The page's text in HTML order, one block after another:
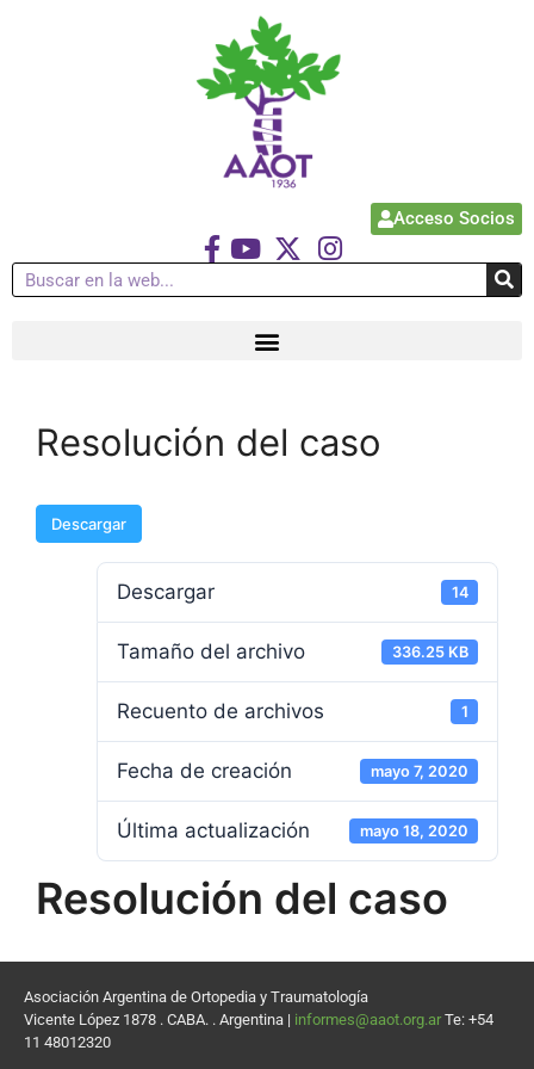
Acceso Socios
Resolución del caso
Descargar
Descargar 14
Tamaño del archivo 336.25 KB
Recuento de archivos 1
Fecha de creación mayo 7, 2020
Última actualización mayo 18, 2020
Resolución del caso
Asociación Argentina de Ortopedia y Traumatología
Vicente López 1878 . CABA. . Argentina | informes@aaot.org.ar Te: +54
11 48012320